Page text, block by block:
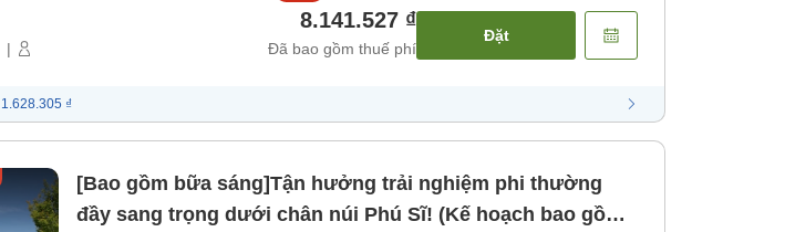
|
8.141.527 ₫
Đã bao gồm thuế phí
Đặt
1.628.305 ₫
[Bao gồm bữa sáng]Tận hưởng trải nghiệm phi thường
đầy sang trọng dưới chân núi Phú Sĩ! (Kế hoạch bao gồm